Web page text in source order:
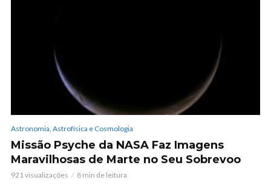
Astronomia, Astrofísica e Cosmologia
Missão Psyche da NASA Faz Imagens
Maravilhosas de Marte no Seu Sobrevoo
921 visualizações 8 min de leitura